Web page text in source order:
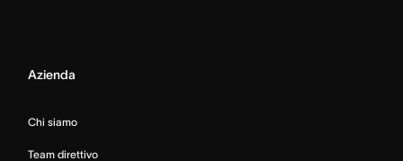
Azienda
Chi siamo
Team direttivo